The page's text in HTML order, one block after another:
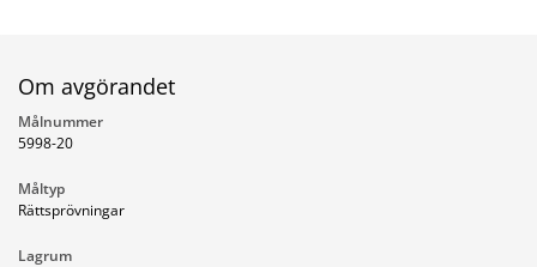
Om avgörandet
Målnummer
5998-20
Måltyp
Rättsprövningar
Lagrum